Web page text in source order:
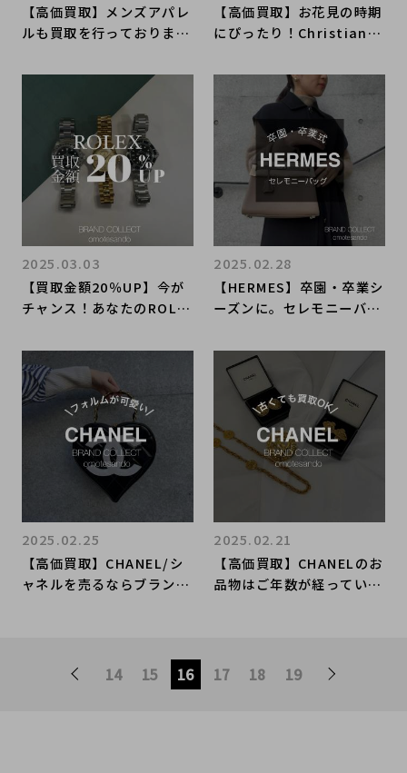
【高価買取】メンズアパレ
ルも買取を行っておりま
るなら是非ブランドコレク
ト表参道1号店へ！
【高価買取】お花見の時期
にぴったり！ChristianDi
紹介です！
【買取金額20％UP】今が
チャンス！あなたのROLE
ります
2025.03.03
【HERMES】卒園・卒業シ
ーズンに。セレモニーバッ
ドコレクト表参道1号店
へ！お買い取りも行ってお
ります。
2025.02.28
【高価買取】CHANEL/シ
ャネルを売るならブランド
が入荷！
2025.02.25
【高価買取】CHANELのお
品物はご年数が経っていて
2025.02.21
14 15 16 17 18 19